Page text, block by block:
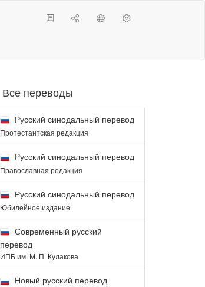
Все переводы
Русский синодальный перевод
Протестантская редакция
Русский синодальный перевод
Православная редакция
Русский синодальный перевод
Юбилейное издание
Современный русский
перевод
ИПБ им. М. П. Кулакова
Новый русский перевод